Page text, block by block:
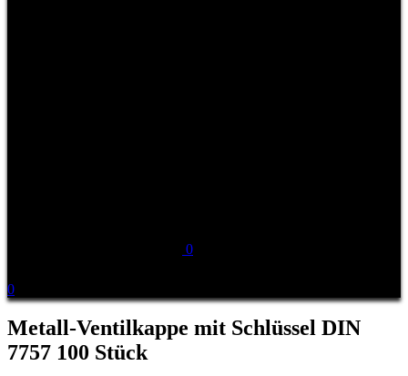
0
0
Metall-Ventilkappe mit Schlüssel DIN
7757 100 Stück